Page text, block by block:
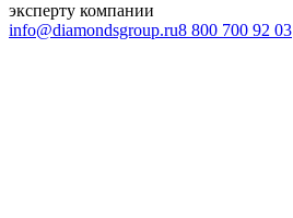
эксперту компании
info@diamondsgroup.ru8 800 700 92 03